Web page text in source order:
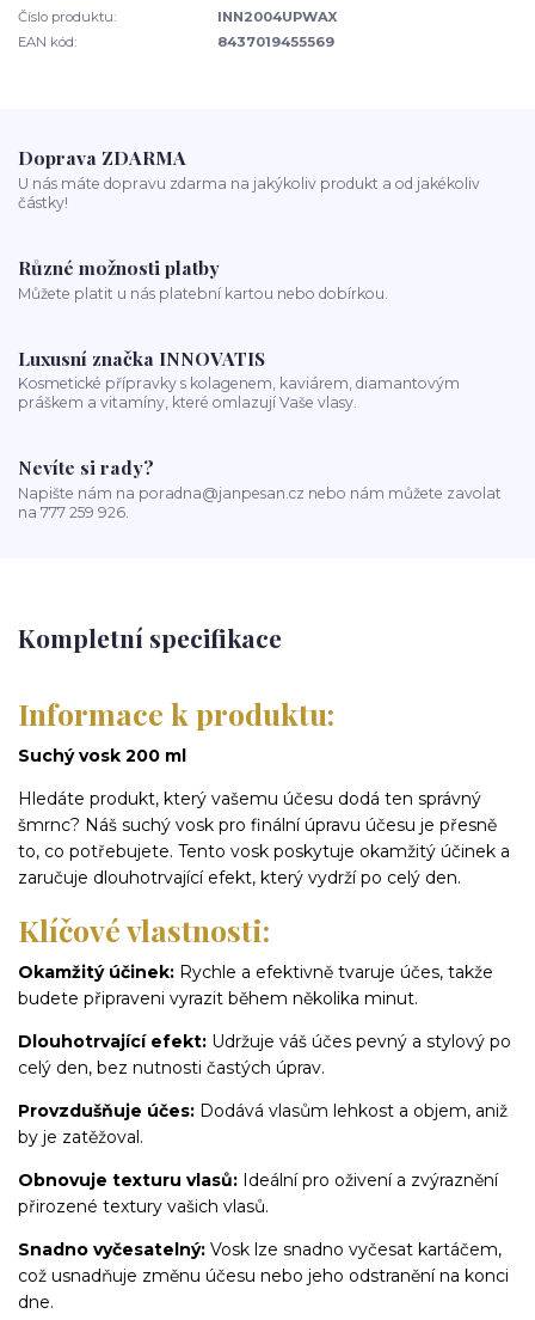
Číslo produktu:
INN2004UPWAX
EAN kód:
8437019455569
Doprava ZDARMA
U nás máte dopravu zdarma na jakýkoliv produkt a od jakékoliv
částky!
Různé možnosti platby
Můžete platit u nás platební kartou nebo dobírkou.
Luxusní značka INNOVATIS
Kosmetické přípravky s kolagenem, kaviárem, diamantovým
práškem a vitamíny, které omlazují Vaše vlasy.
Nevíte si rady?
Napište nám na poradna@janpesan.cz nebo nám můžete zavolat
na 777 259 926.
Kompletní specifikace
Informace k produktu:
Suchý vosk 200 ml
Hledáte produkt, který vašemu účesu dodá ten správný
šmrnc? Náš suchý vosk pro finální úpravu účesu je přesně
to, co potřebujete. Tento vosk poskytuje okamžitý účinek a
zaručuje dlouhotrvající efekt, který vydrží po celý den.
Klíčové vlastnosti:
Okamžitý účinek: Rychle a efektivně tvaruje účes, takže
budete připraveni vyrazit během několika minut.
Dlouhotrvající efekt: Udržuje váš účes pevný a stylový po
celý den, bez nutnosti častých úprav.
Provzdušňuje účes: Dodává vlasům lehkost a objem, aniž
by je zatěžoval.
Obnovuje texturu vlasů: Ideální pro oživení a zvýraznění
přirozené textury vašich vlasů.
Snadno vyčesatelný: Vosk lze snadno vyčesat kartáčem,
což usnadňuje změnu účesu nebo jeho odstranění na konci
dne.